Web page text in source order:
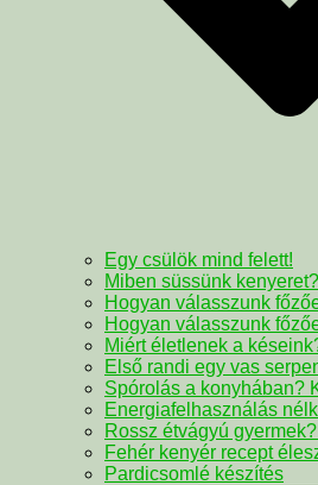
Egy csülök mind felett!
Miben süssünk kenyeret?
Hogyan válasszunk
Hogyan válasszunk
Miért életlenek a
Első randi egy vas
Spórolás a konyhában?
Energiafelhasználás
Rossz étvágyú
Fehér kenyér recept
Pardicsomlé készítés